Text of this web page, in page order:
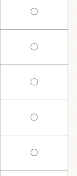
〇
〇
〇
〇
〇